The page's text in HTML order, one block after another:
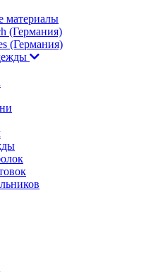
материалы
(Германия)
(Германия)